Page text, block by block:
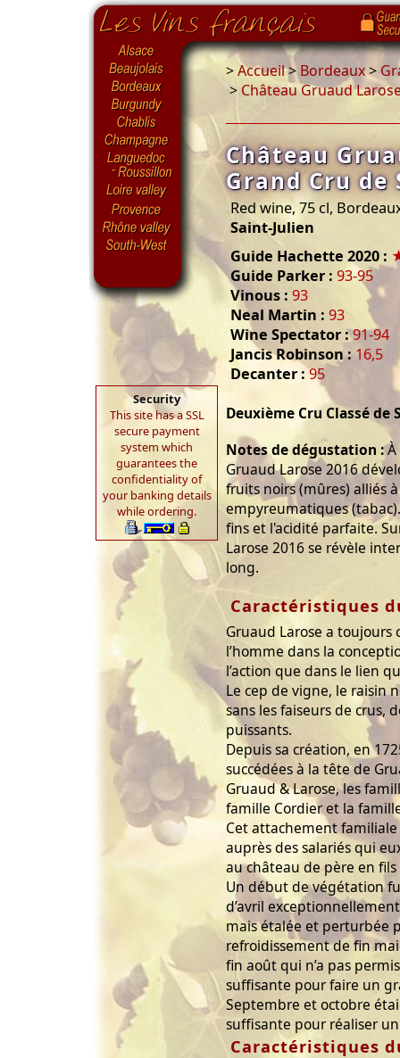
Security
This site has a SSL
secure payment
system which
guarantees the
confidentiality of
your banking details
while ordering.
>Accueil>Bordeaux>
> Château Gruaud
Château
Grand Cru de
Red wine, 75 cl,
Saint-Julien
Guide Hachette 2020 :
Guide Parker : 93-95
Vinous : 93
Neal Martin : 93
Wine Spectator :91-94
Jancis Robinson : 16,5
Decanter :95
Deuxième Cru Classé de
Notes de dégustation :À
Gruaud Larose 2016
fruits noirs (mûres) alliés
empyreumatiques
fins et l'acidité parfaite.
Larose 2016 se révèle
long.
Caractéristiques
Gruaud Larose a toujours
l’homme dans la
l’action que dans le lien
Le cep de vigne, le raisin
sans les faiseurs de crus,
puissants.
Depuis sa création, en
succédées à la tête de
Gruaud & Larose, les
famille Cordier et la
Cet attachement
auprès des salariés qui
au château de père en
Un début de végétation
d’avril
mais étalée et perturbée
refroidissement de fin
fin août qui n’a pas
suffisante pour faire un
Septembre et octobre
suffisante pour réaliser
Caractéristiques